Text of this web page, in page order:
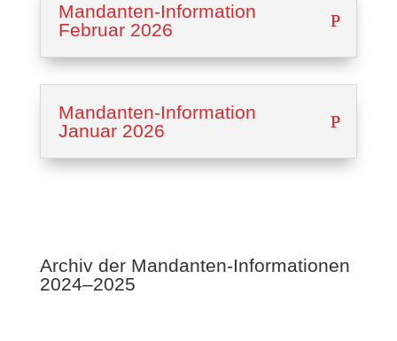
Mandan­ten-Infor­ma­ti­on
Febru­ar 2026
Mandan­ten-Infor­ma­ti­on
Januar 2026
Archiv der Mandan­ten-Infor­ma­tio­nen
2024–2025